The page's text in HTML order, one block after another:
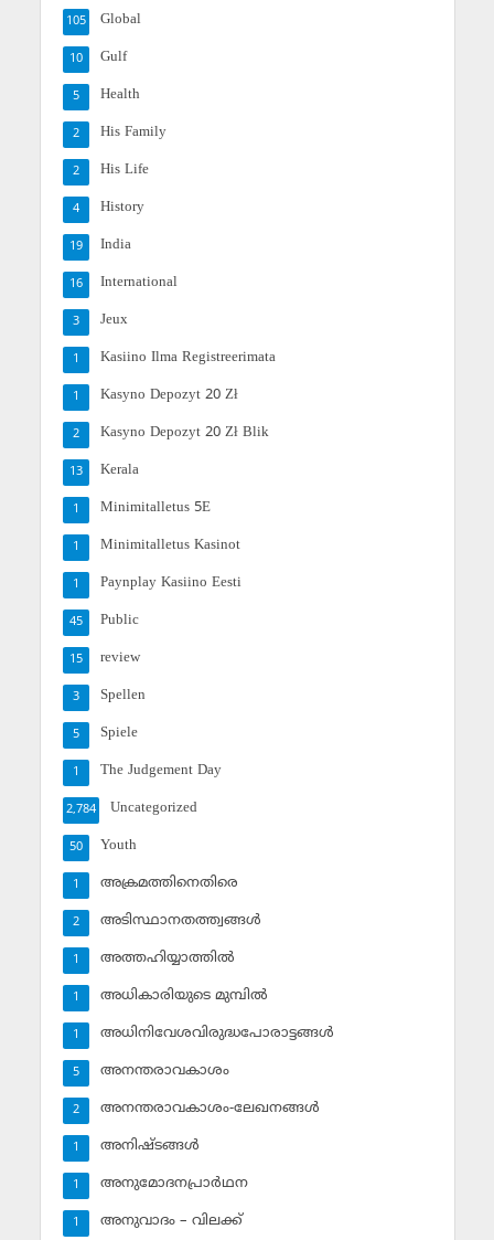
Global
105
Gulf
10
Health
5
His Family
2
His Life
2
History
4
India
19
International
16
Jeux
3
Kasiino Ilma Registreerimata
1
Kasyno Depozyt 20 Zł
1
Kasyno Depozyt 20 Zł Blik
2
Kerala
13
Minimitalletus 5E
1
Minimitalletus Kasinot
1
Paynplay Kasiino Eesti
1
Public
45
review
15
Spellen
3
Spiele
5
The Judgement Day
1
Uncategorized
2,784
Youth
50
അക്രമത്തിനെതിരെ
1
അടിസ്ഥാനതത്ത്വങ്ങള്‍
2
അത്തഹിയ്യാത്തില്‍
1
അധികാരിയുടെ മുമ്പില്‍
1
അധിനിവേശവിരുദ്ധപോരാട്ടങ്ങള്‍
1
അനന്തരാവകാശം
5
അനന്തരാവകാശം-ലേഖനങ്ങള്‍
2
അനിഷ്ടങ്ങള്‍
1
അനുമോദനപ്രാര്‍ഥന
1
അനുവാദം – വിലക്ക്‌
1